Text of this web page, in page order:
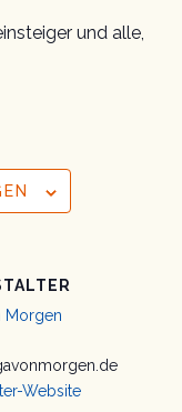
und alle,
Morgen
Website